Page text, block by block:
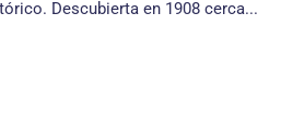
Descubierta en 1908 cerca...